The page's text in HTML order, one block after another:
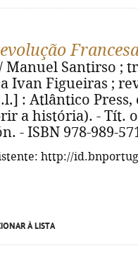
Manuel Santirso ;
Ivan Figueiras ;
: Atlântico Press,
a história). - Tít.
- ISBN 978-989-
http://
À LISTA